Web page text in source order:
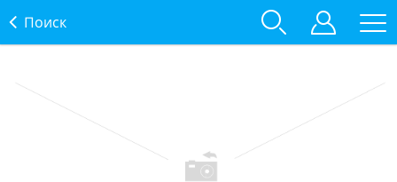
Поиск